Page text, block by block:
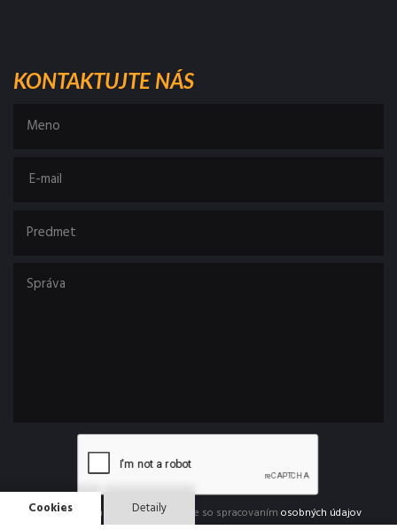
Cookies Detaily
KONTAKTUJTE NÁS
Odoslaním formulára súhlasíte so spracovaním osobných údajov